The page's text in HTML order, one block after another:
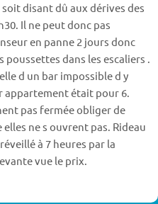
disant dû aux dérives des
Il ne peut donc pas
en panne 2 jours donc
dans les escaliers .
d un bar impossible d y
appartement était pour 6.
pas fermée obliger de
ne s ouvrent pas. Rideau
à 7 heures par la
vue le prix.